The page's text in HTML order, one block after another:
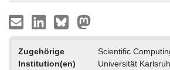
Zugehörige
Institution(en)
Scientific
Universität